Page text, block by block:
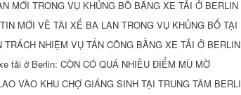
MỚI TRONG VỤ KHỦNG BỐ BẰNG XE TẢI Ở BERLIN
MỚI VỀ TÀI XẾ BA LAN TRONG VỤ KHỦNG BỐ TẠI
TRÁCH NHIỆM VỤ TẤN CÔNG BẰNG XE TẢI Ở BERLIN
tải ở Berlin: CÒN CÓ QUÁ NHIỀU ĐIỂM MÙ MỜ
VÀO KHU CHỢ GIÁNG SINH TẠI TRUNG TÂM